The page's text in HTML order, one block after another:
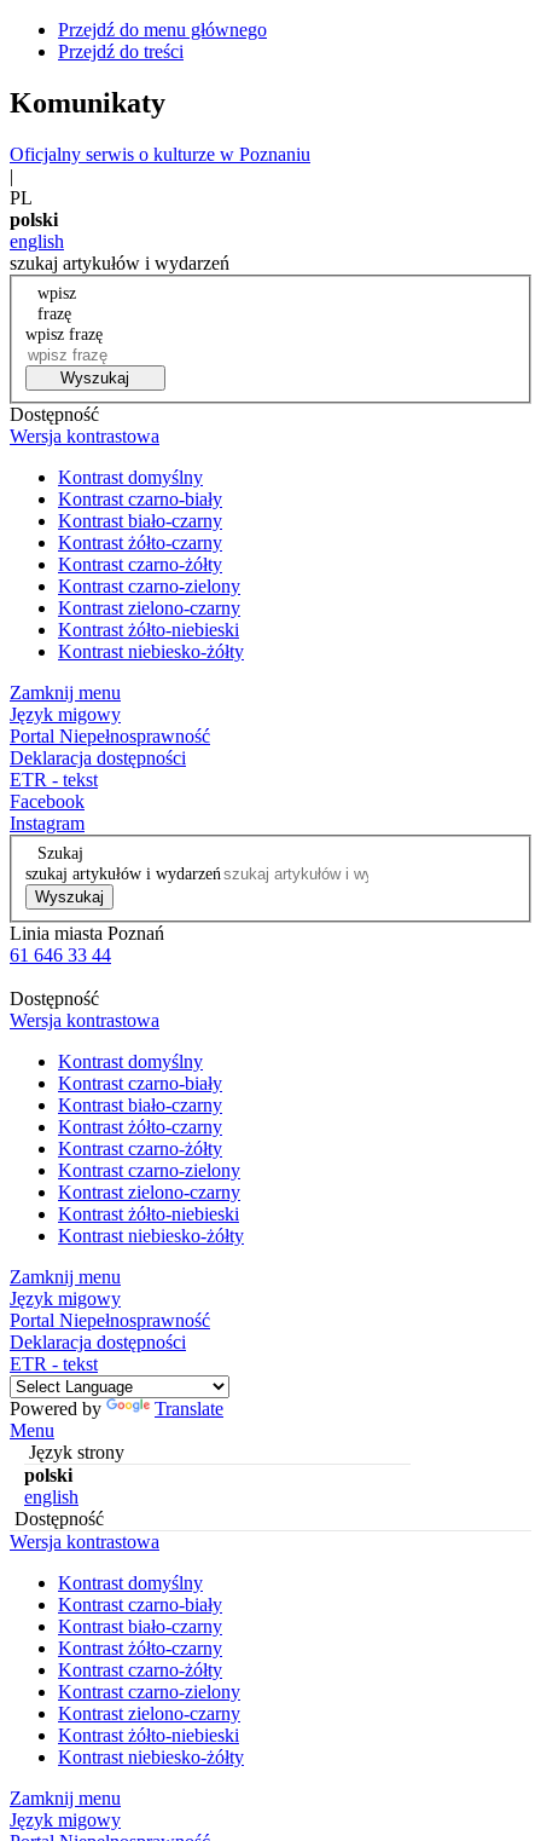
Przejdź do menu głównego
Przejdź do treści
Komunikaty
Oficjalny serwis o kulturze w Poznaniu
|
PL
polski
english
szukaj artykułów i wydarzeń
wpisz
frazę
wpisz frazę
Wyszukaj
Dostępność
Wersja kontrastowa
Kontrast domyślny
Kontrast czarno-biały
Kontrast biało-czarny
Kontrast żółto-czarny
Kontrast czarno-żółty
Kontrast czarno-zielony
Kontrast zielono-czarny
Kontrast żółto-niebieski
Kontrast niebiesko-żółty
Zamknij menu
Język migowy
Portal Niepełnosprawność
Deklaracja dostępności
ETR - tekst
Facebook
Instagram
Szukaj
szukaj artykułów i wydarzeń
Wyszukaj
Linia miasta Poznań
61 646 33 44
Dostępność
Wersja kontrastowa
Kontrast domyślny
Kontrast czarno-biały
Kontrast biało-czarny
Kontrast żółto-czarny
Kontrast czarno-żółty
Kontrast czarno-zielony
Kontrast zielono-czarny
Kontrast żółto-niebieski
Kontrast niebiesko-żółty
Zamknij menu
Język migowy
Portal Niepełnosprawność
Deklaracja dostępności
ETR - tekst
Powered by
Translate
Menu
Język strony
polski
english
Dostępność
Wersja kontrastowa
Kontrast domyślny
Kontrast czarno-biały
Kontrast biało-czarny
Kontrast żółto-czarny
Kontrast czarno-żółty
Kontrast czarno-zielony
Kontrast zielono-czarny
Kontrast żółto-niebieski
Kontrast niebiesko-żółty
Zamknij menu
Język migowy